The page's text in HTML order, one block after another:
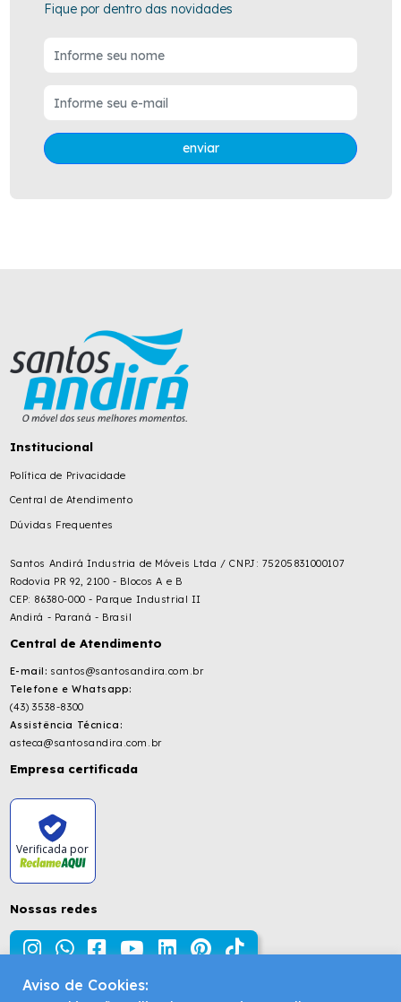
Fique por dentro das novidades
enviar
Institucional
Política de Privacidade
Central de Atendimento
Dúvidas Frequentes
Santos Andirá Industria de Móveis Ltda / CNPJ: 75205831000107
Rodovia PR 92, 2100 - Blocos A e B
CEP: 86380-000 - Parque Industrial II
Andirá - Paraná - Brasil
Central de Atendimento
E-mail: santos@santosandira.com.br
Telefone e Whatsapp:
(43) 3538-8300
Assistência Técnica:
asteca@santosandira.com.br
Empresa certificada
Verificada por
Nossas redes
Aviso de Cookies: